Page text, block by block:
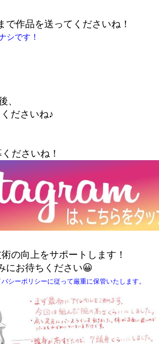
作品を送ってくださいね！
シです！
、
ださいね♪
ださいね！
の向上をサポートします！
にお待ちください😀
シーポリシーに従って厳重に保管いたします。